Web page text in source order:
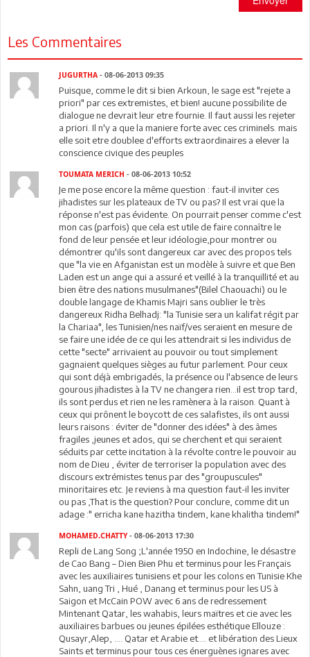
Les Commentaires
JUGURTHA - 08-06-2013 09:35
Puisque, comme le dit si bien Arkoun, le sage est "rejete a
priori" par ces extremistes, et bien! aucune possibilite de
dialogue ne devrait leur etre fournie. Il faut aussi les rejeter
a priori. Il n'y a que la maniere forte avec ces criminels. mais
elle soit etre doublee d'efforts extraordinaires a elever la
conscience civique des peuples
TOUMATA MERICH - 08-06-2013 10:52
Je me pose encore la même question : faut-il inviter ces
jihadistes sur les plateaux de TV ou pas? Il est vrai que la
réponse n'est pas évidente. On pourrait penser comme c'est
mon cas (parfois) que cela est utile de faire connaître le
fond de leur pensée et leur idéologie,pour montrer ou
démontrer qu'ils sont dangereux car avec des propos tels
que "la vie en Afganistan est un modèle à suivre et que Ben
Laden est un ange qui a assuré et veillé à la tranquillité et au
bien être des nations musulmanes"(Bilel Chaouachi) ou le
double langage de Khamis Majri sans oublier le très
dangereux Ridha Belhadj: "la Tunisie sera un kalifat régit par
la Chariaa", les Tunisien/nes naïf/ves seraient en mesure de
se faire une idée de ce qui les attendrait si les individus de
cette "secte" arrivaient au pouvoir ou tout simplement
gagnaient quelques sièges au futur parlement. Pour ceux
qui sont déjà embrigadés, la présence ou l'absence de leurs
gourous jihadistes à la TV ne changera rien...il est trop tard,
ils sont perdus et rien ne les ramènera à la raison. Quant à
ceux qui prônent le boycott de ces salafistes, ils ont aussi
leurs raisons : éviter de "donner des idées" à des âmes
fragiles ,jeunes et ados, qui se cherchent et qui seraient
séduits par cette incitation à la révolte contre le pouvoir au
nom de Dieu , éviter de terroriser la population avec des
discours extrémistes tenus par des "groupuscules"
minoritaires etc. Je reviens à ma question faut-il les inviter
ou pas ,That is the question? Pour conclure, comme dit un
adage :" erricha kane hazitha tindem, kane khalitha tindem!"
MOHAMED.CHATTY- 08-06-2013 17:30
Repli de Lang Song ;L'année 1950 en Indochine, le désastre
de Cao Bang – Dien Bien Phu et terminus pour les Français
avec les auxiliaires tunisiens et pour les colons en Tunisie Khe
Sahn, uang Tri , Hué , Danang et terminus pour les US à
Saigon et McCain POW avec 6 ans de redressement
Mintenant Qatar, les wahabis, leurs maïtres et cie avec les
auxiliaires barbues ou jeunes épilées esthétique Ellouze :
Qusayr,Alep, .... Qatar et Arabie et.... et libération des Lieux
Saints et terminus pour tous ces énerguènes ignares avec